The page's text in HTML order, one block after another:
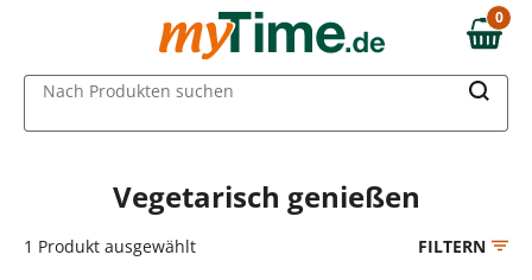
Zum Hauptinhalt springen
Zur Navigation springen
Zur Suche springen
0,00 €
0
Nach Produkten suchen
Vegetarisch genießen
1 Produkt ausgewählt FILTERN